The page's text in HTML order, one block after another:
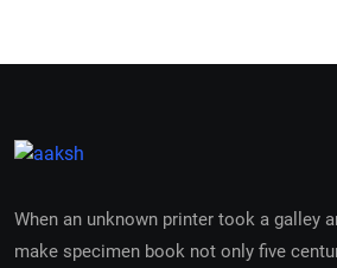
When an unknown printer took a galley
make specimen book not only five